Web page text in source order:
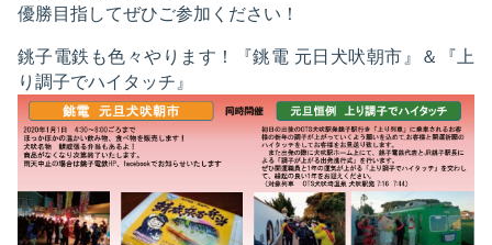
優勝目指してぜひご参加ください！
銚子電鉄も色々やります！『銚電 元日犬吠朝市』＆『上
り調子でハイタッチ』